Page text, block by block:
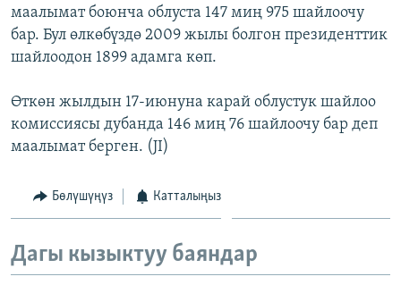
маалымат боюнча облуста 147 миң 975 шайлоочу
бар. Бул өлкөбүздө 2009 жылы болгон президенттик
шайлоодон 1899 адамга көп.
Өткөн жылдын 17-июнуна карай облустук шайлоо
комиссиясы дубанда 146 миң 76 шайлоочу бар деп
маалымат берген. (JI)
Бөлүшүңүз Катталыңыз
Дагы кызыктуу баяндар